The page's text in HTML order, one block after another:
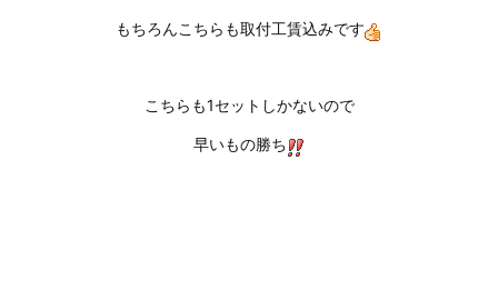
もちろんこちらも取付工賃込みです
こちらも1セットしかないので
早いもの勝ち